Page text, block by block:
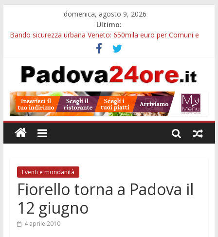
domenica, agosto 9, 2026
Ultimo:
Bando sicurezza urbana Veneto: 650mila euro per Comuni e
Restauro 2026, chiuse le domande: 2,5 milioni per formare
nuove competenze in Veneto
Calici di Stelle Arzergrande: astronomia, musica e sapori al
Notizie di Padova alle ore 10: censimento a Monselice, arresto
antidroga e siccità
Notizie di Padova alle ore 23: maltrattamenti, arresto a
Limena e progetto Cool Shop
Eventi e mondanità
Fiorello torna a Padova il
12 giugno
4 aprile 2010